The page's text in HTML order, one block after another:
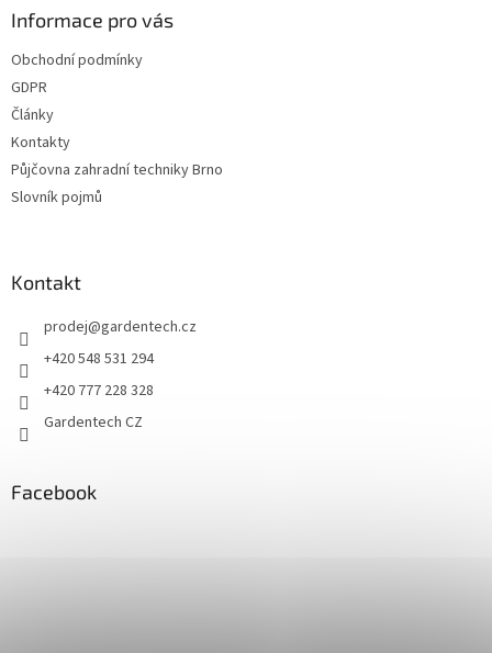
Informace pro vás
Obchodní podmínky
GDPR
Články
Kontakty
Půjčovna zahradní techniky Brno
Slovník pojmů
Kontakt
prodej@gardentech.cz
+420 548 531 294
+420 777 228 328
Gardentech CZ
Facebook